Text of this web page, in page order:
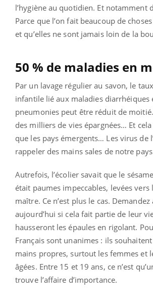
l’hygiène au quotidien. Et notamment
Parce que l’on fait beaucoup de
et qu’elles ne sont jamais loin de la
50 % de maladies en
Par un lavage régulier au savon, le
infantile lié aux maladies diarrhéiques
pneumonies peut être réduit de
des milliers de vies épargnées… Et
que les pays émergents… Les virus de
rappeler des mains sales de notre
Autrefois, l’écolier savait que le
était paumes impeccables, levées vers
maître. Ce n’est plus le cas.
aujourd’hui si cela fait partie de leur
hausseront les épaules en rigolant.
Français sont unanimes : ils
mains propres, surtout les femmes et
âgées. Entre 15 et 19 ans, ce n’est
trouve l’affaire d’importance.